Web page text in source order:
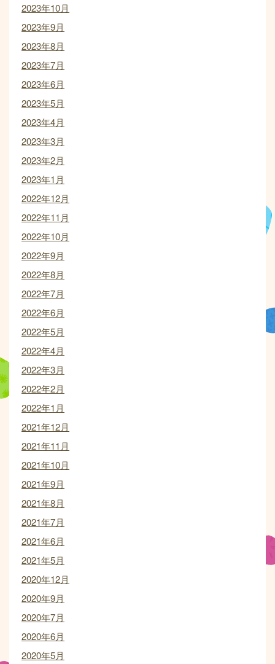
2023年10月
2023年9月
2023年8月
2023年7月
2023年6月
2023年5月
2023年4月
2023年3月
2023年2月
2023年1月
2022年12月
2022年11月
2022年10月
2022年9月
2022年8月
2022年7月
2022年6月
2022年5月
2022年4月
2022年3月
2022年2月
2022年1月
2021年12月
2021年11月
2021年10月
2021年9月
2021年8月
2021年7月
2021年6月
2021年5月
2020年12月
2020年9月
2020年7月
2020年6月
2020年5月